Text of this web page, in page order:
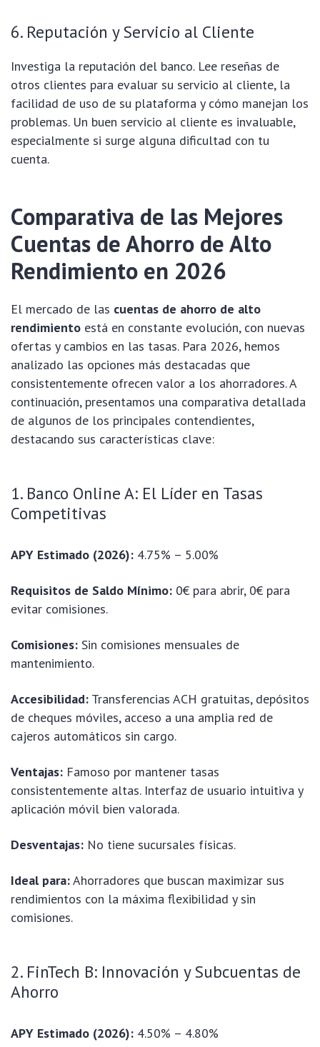
6. Reputación y Servicio al Cliente
Investiga la reputación del banco. Lee reseñas de
otros clientes para evaluar su servicio al cliente, la
facilidad de uso de su plataforma y cómo manejan los
problemas. Un buen servicio al cliente es invaluable,
especialmente si surge alguna dificultad con tu
cuenta.
Comparativa de las Mejores
Cuentas de Ahorro de Alto
Rendimiento en 2026
El mercado de las cuentas de ahorro de alto
rendimiento está en constante evolución, con nuevas
ofertas y cambios en las tasas. Para 2026, hemos
analizado las opciones más destacadas que
consistentemente ofrecen valor a los ahorradores. A
continuación, presentamos una comparativa detallada
de algunos de los principales contendientes,
destacando sus características clave:
1. Banco Online A: El Líder en Tasas
Competitivas
APY Estimado (2026): 4.75% – 5.00%
Requisitos de Saldo Mínimo: 0€ para abrir, 0€ para
evitar comisiones.
Comisiones: Sin comisiones mensuales de
mantenimiento.
Accesibilidad: Transferencias ACH gratuitas, depósitos
de cheques móviles, acceso a una amplia red de
cajeros automáticos sin cargo.
Ventajas: Famoso por mantener tasas
consistentemente altas. Interfaz de usuario intuitiva y
aplicación móvil bien valorada.
Desventajas: No tiene sucursales físicas.
Ideal para:Ahorradores que buscan maximizar sus
rendimientos con la máxima flexibilidad y sin
comisiones.
2. FinTech B: Innovación y Subcuentas de
Ahorro
APY Estimado (2026): 4.50% – 4.80%